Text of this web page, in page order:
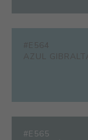
#E565